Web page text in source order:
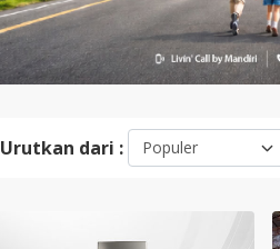
Urutkan dari :